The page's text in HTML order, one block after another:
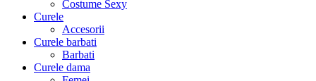
Costume Sexy
Curele
Accesorii
Curele barbati
Barbati
Curele dama